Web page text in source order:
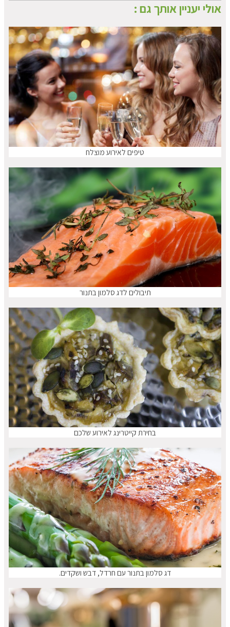
אולי יעניין אותך גם :
טיפים לאירוע מוצלח
תיבולים לדג סלמון בתנור
בחירת קייטרינג לאירוע שלכם
דג סלמון בתנור עם חרדל, דבש ושקדים.